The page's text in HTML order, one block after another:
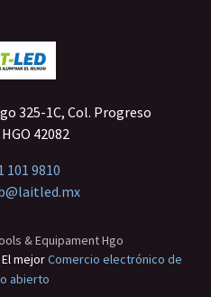
325-1C, Col. Progreso
42082
101 9810
& Equipament Hgo
mejorComercio electrónico de
abierto